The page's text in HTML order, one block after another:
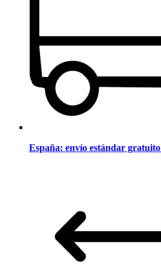
España: envío estándar gratuito